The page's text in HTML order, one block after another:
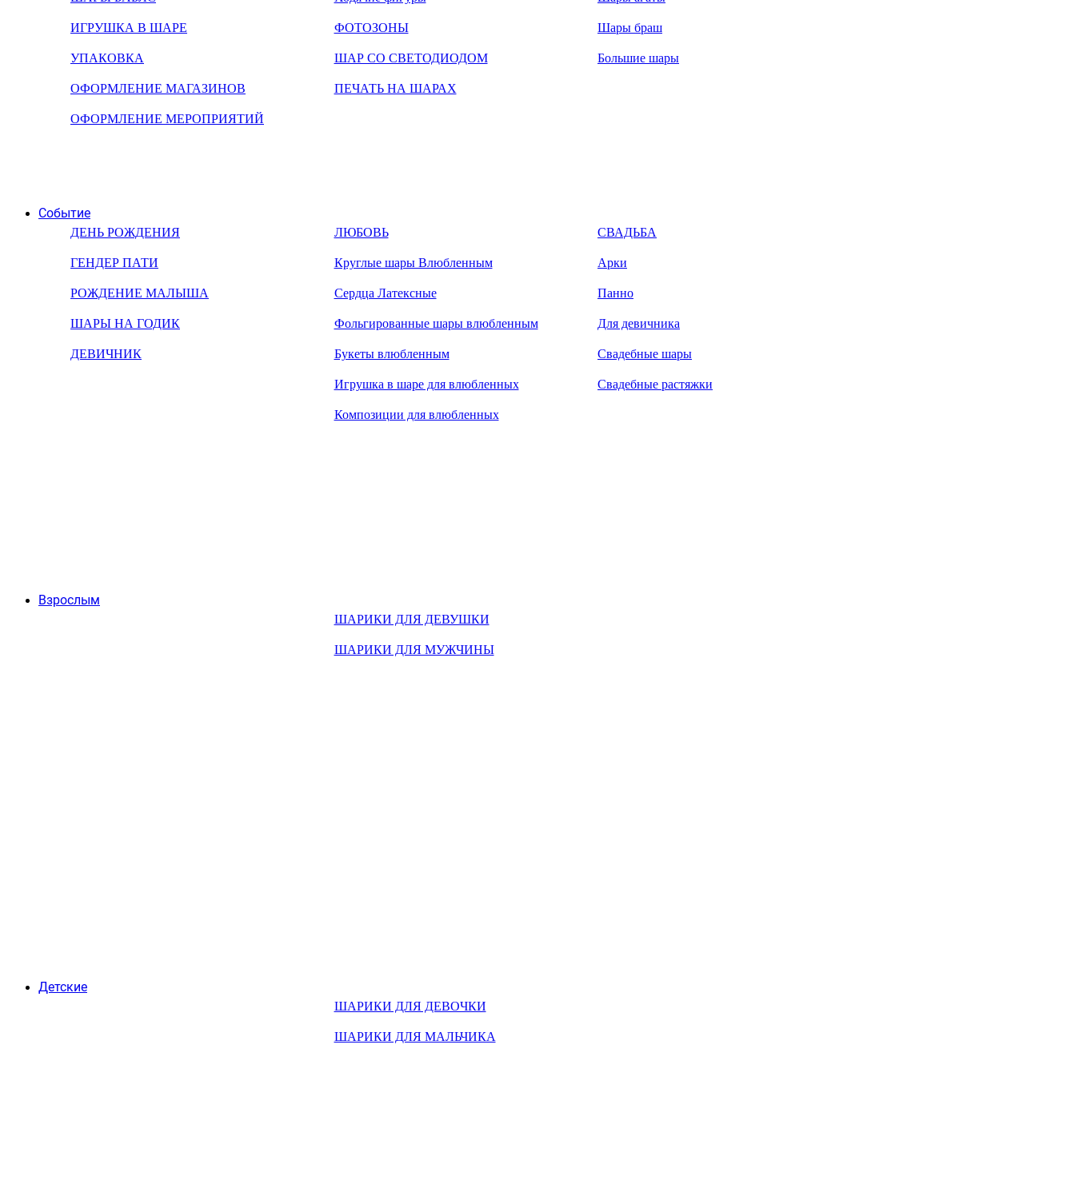
ИГРУШКА В ШАРЕ
УПАКОВКА
ОФОРМЛЕНИЕ МАГАЗИНОВ
ОФОРМЛЕНИЕ МЕРОПРИЯТИЙ
ФОТОЗОНЫ
ШАР СО СВЕТОДИОДОМ
ПЕЧАТЬ НА ШАРАХ
Шары браш
Большие шары
Событие
ДЕНЬ РОЖДЕНИЯ
ГЕНДЕР ПАТИ
РОЖДЕНИЕ МАЛЫША
ШАРЫ НА ГОДИК
ДЕВИЧНИК
ЛЮБОВЬ
Круглые шары Влюбленным
Сердца Латексные
Фольгированные шары влюбленным
Букеты влюбленным
Игрушка в шаре для влюбленных
Композиции для влюбленных
СВАДЬБА
Арки
Панно
Для девичника
Свадебные шары
Свадебные растяжки
Взрослым
ШАРИКИ ДЛЯ ДЕВУШКИ
ШАРИКИ ДЛЯ МУЖЧИНЫ
Детские
ШАРИКИ ДЛЯ ДЕВОЧКИ
ШАРИКИ ДЛЯ МАЛЬЧИКА